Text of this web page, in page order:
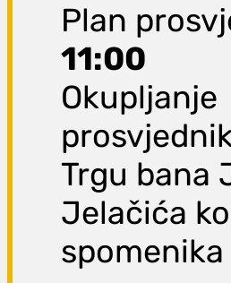
Plan
11:00
Okupljanje
Trgu bana
Jelačića
spomenika